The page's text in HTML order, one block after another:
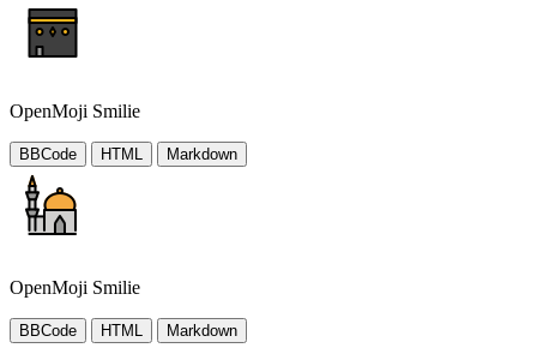
OpenMoji Smilie
BBCode HTML Markdown
OpenMoji Smilie
BBCode HTML Markdown